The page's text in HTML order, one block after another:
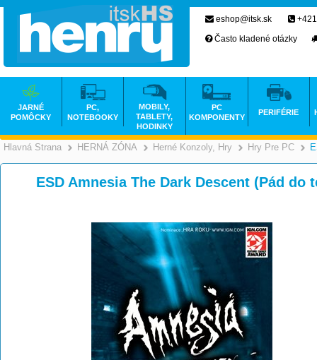
Hlavná Strana >
HERNÁ ZÓNA >
Herné Konzoly, Hry Hry Pre PC
ESD Amnesia The Dark Descent (Pád do
eshop@itsk.sk
Často kladené otázky
JARNÉ
POMÔCKY
PC,
NOTEBOOKY
MOBILY,
TABLETY,
HODINKY
PC
KOMPONENTY
PERIFÉRIE